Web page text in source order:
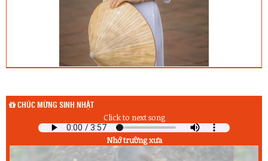
CHÚC MỪNG SINH NHẬT
Click to next song
Nhớ trường xưa